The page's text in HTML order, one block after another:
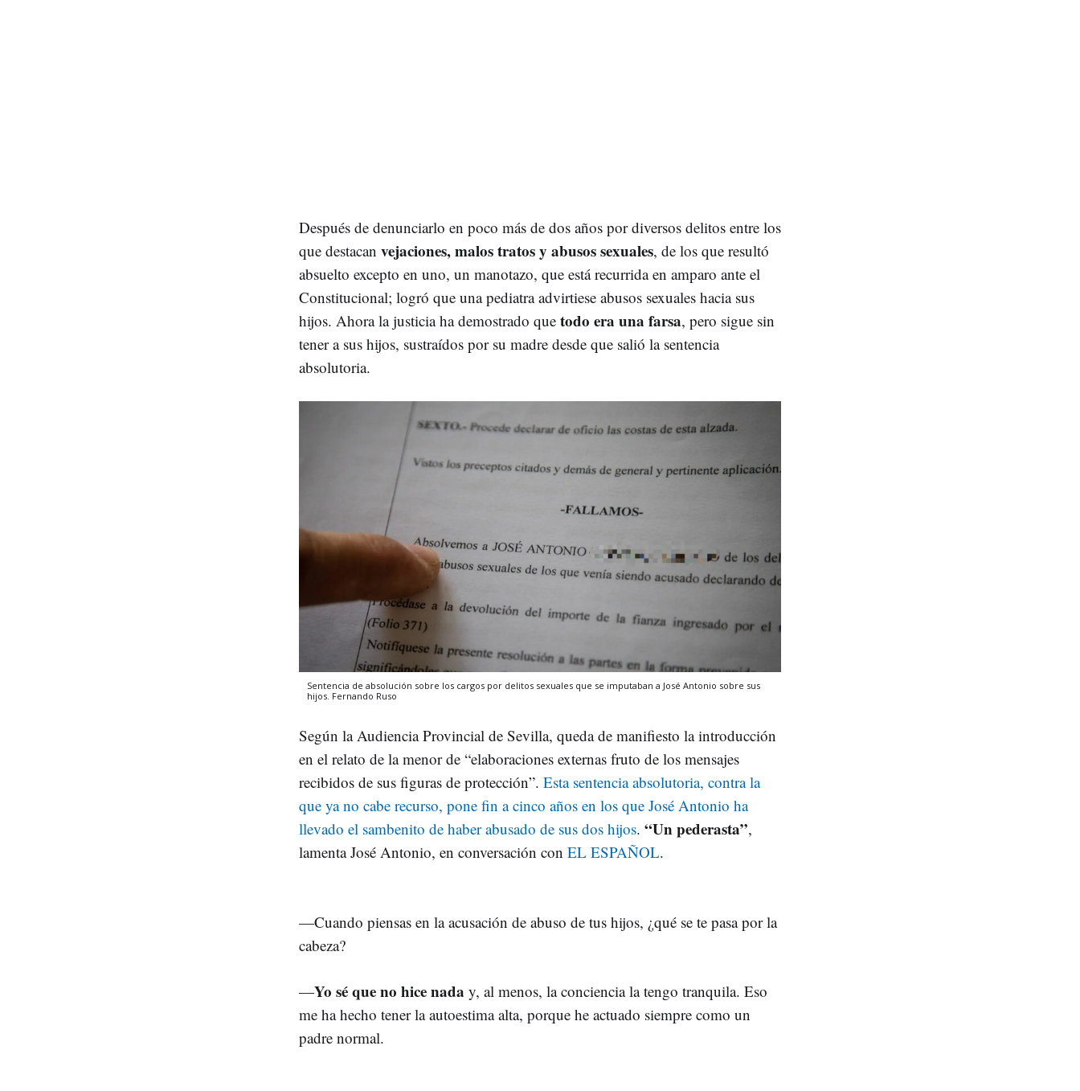
Después de denunciarlo en poco más de dos años por diversos delitos entre los
que destacan vejaciones, malos tratos y abusos sexuales, de los que resultó
absuelto excepto en uno, un manotazo, que está recurrida en amparo ante el
Constitucional; logró que una pediatra advirtiese abusos sexuales hacia sus
hijos. Ahora la justicia ha demostrado que todo era una farsa, pero sigue sin
tener a sus hijos, sustraídos por su madre desde que salió la sentencia
absolutoria.
Sentencia de absolución sobre los cargos por delitos sexuales que se imputaban a José Antonio sobre sus
hijos. Fernando Ruso
Según la Audiencia Provincial de Sevilla, queda de manifiesto la introducción
en el relato de la menor de “elaboraciones externas fruto de los mensajes
recibidos de sus figuras de protección”. Esta sentencia absolutoria, contra la
que ya no cabe recurso, pone fin a cinco años en los que José Antonio ha
llevado el sambenito de haber abusado de sus dos hijos. “Un pederasta”,
lamenta José Antonio, en conversación con EL ESPAÑOL.
—Cuando piensas en la acusación de abuso de tus hijos, ¿qué se te pasa por la
cabeza?
—Yo sé que no hice nada y, al menos, la conciencia la tengo tranquila. Eso
me ha hecho tener la autoestima alta, porque he actuado siempre como un
padre normal.